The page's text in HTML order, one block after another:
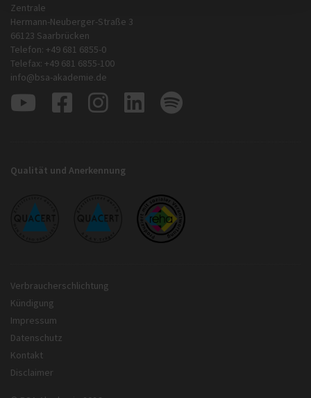
Zentrale
Hermann-Neuberger-Straße 3
66123 Saarbrücken
Telefon: +49 681 6855-0
Telefax: +49 681 6855-100
info@bsa-akademie.de
Qualität und Anerkennung
Verbraucherschlichtung
Kündigung
Impressum
Datenschutz
Kontakt
Disclaimer